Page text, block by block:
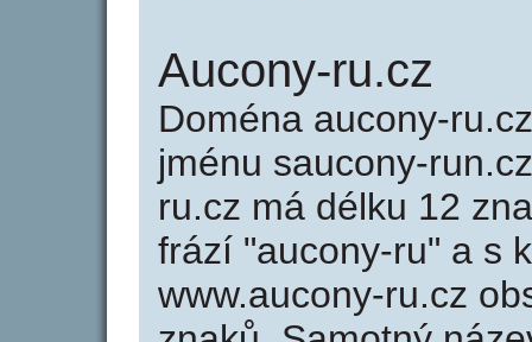
Aucony-ru.cz
Doména aucony-
jménu saucony-
ru.cz má délku 12
frází "aucony-ru" a s
www.aucony-ru.cz